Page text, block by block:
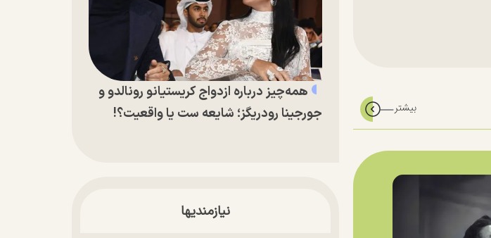
همه‌چیز درباره ازدواج کریستیانو رونالدو و
جورجینا رودریگز؛ شایعه ست یا واقعیت؟!
نیازمندیها